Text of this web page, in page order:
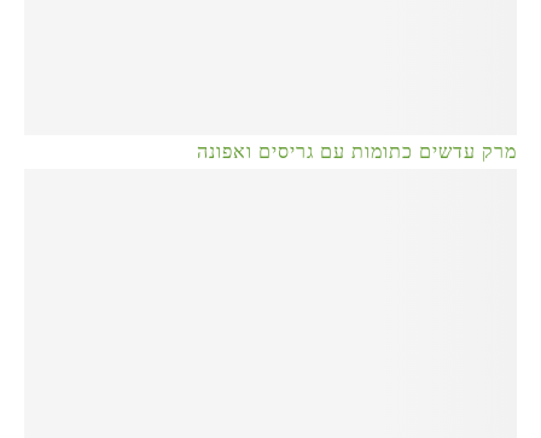
מרק עדשים כתומות עם גריסים ואפונה